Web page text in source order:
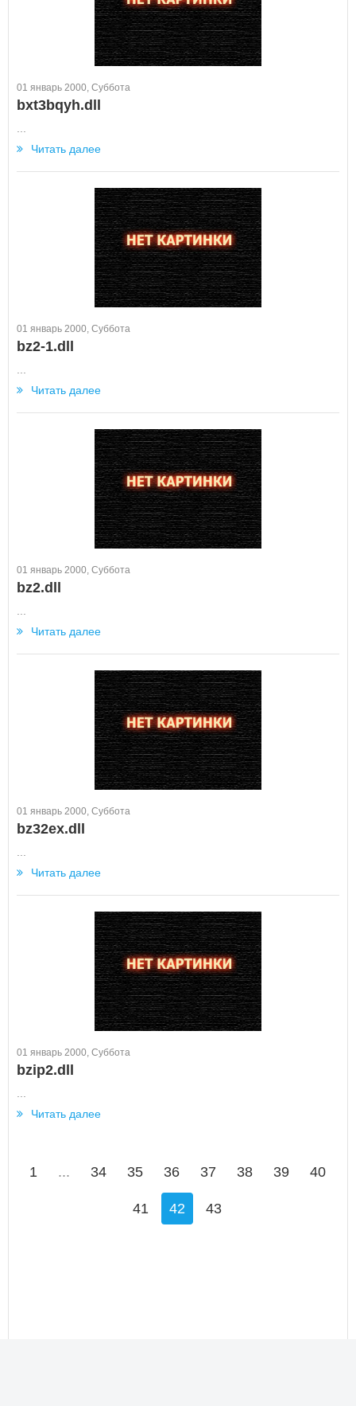
01 январь 2000, Суббота
bxt3bqyh.dll
Читать далее
01 январь 2000, Суббота
bz2-1.dll
Читать далее
01 январь 2000, Суббота
bz2.dll
Читать далее
01 январь 2000, Суббота
bz32ex.dll
Читать далее
01 январь 2000, Суббота
bzip2.dll
Читать далее
1 ... 34 35 36 37 38 39 40
41 42 43